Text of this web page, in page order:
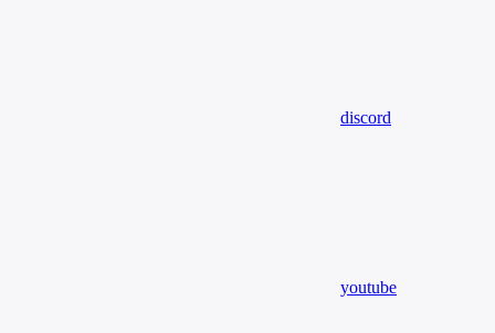
discord
youtube